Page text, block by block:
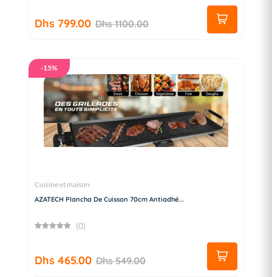
Dhs 799.00 Dhs 1100.00
-15%
Cuisine et maison
AZATECH Plancha De Cuisson 70cm Antiadhé...
(0)
Dhs 465.00 Dhs 549.00